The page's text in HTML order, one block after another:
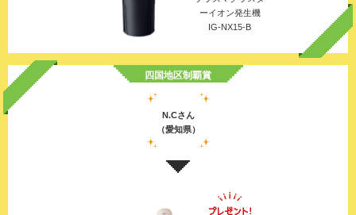
ーイオン発生機
IG-NX15-B
四国地区制覇賞
N.Cさん
（愛知県）